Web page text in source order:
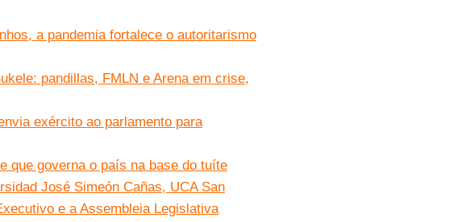
a pandemia fortalece o autoritarismo
pandillas, FMLN e Arena em crise,
exército ao parlamento para
que governa o país na base do tuíte
José Simeón Cañas, UCA San
e a Assembleia Legislativa